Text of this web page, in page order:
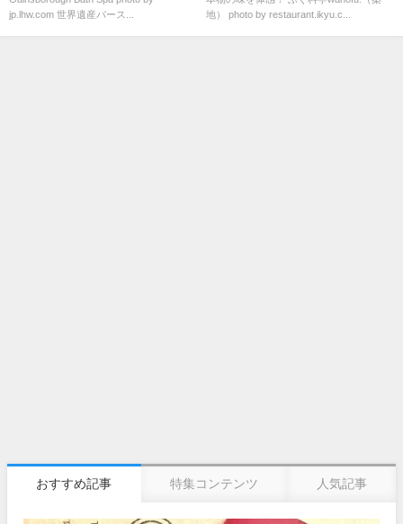
jp.lhw.com 世界遺産バース...
地） photo by restaurant.ikyu.c...
おすすめ記事 特集コンテンツ 人気記事